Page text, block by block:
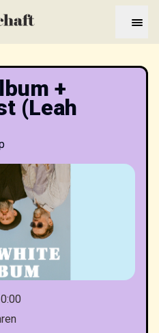
+
(Leah